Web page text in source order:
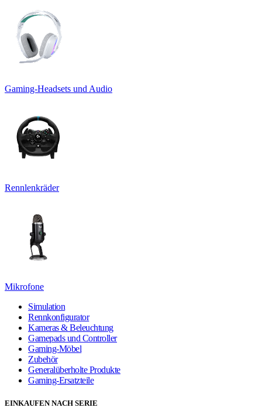
Gaming-Headsets und Audio
Rennlenkräder
Mikrofone
Simulation
Rennkonfigurator
Kameras & Beleuchtung
Gamepads und Controller
Gaming-Möbel
Zubehör
Generalüberholte Produkte
Gaming-Ersatzteile
EINKAUFEN NACH SERIE